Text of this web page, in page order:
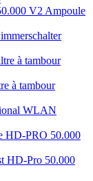
Ampoule
à tambour
à tambour
WLAN
HD-PRO 50.000
HD-Pro 50.000